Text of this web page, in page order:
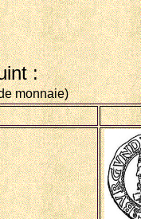
:
monnaie)